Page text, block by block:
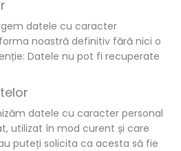
datele cu caracter
noastră definitiv fără nici o
Datele nu pot fi recuperate
datele cu caracter personal
utilizat în mod curent și care
puteți solicita ca acesta să fie